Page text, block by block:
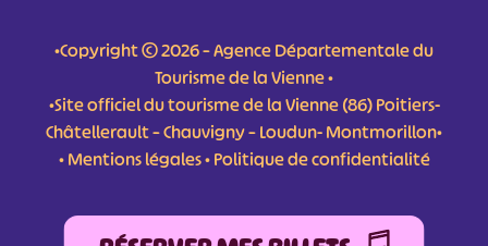
•Copyright © 2026 – Agence Départementale du
Tourisme de la Vienne •
•Site officiel du tourisme de la Vienne (86) Poitiers-
Châtellerault – Chauvigny – Loudun- Montmorillon•
•Mentions légales•Politique de confidentialité